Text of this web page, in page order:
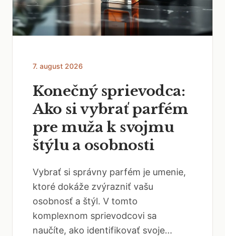
7. august 2026
Konečný sprievodca:
Ako si vybrať parfém
pre muža k svojmu
štýlu a osobnosti
Vybrať si správny parfém je umenie,
ktoré dokáže zvýrazniť vašu
osobnosť a štýl. V tomto
komplexnom sprievodcovi sa
naučíte, ako identifikovať svoje...